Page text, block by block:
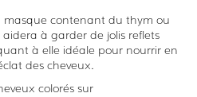
masque contenant du thym ou
aidera à garder de jolis reflets
à elle idéale pour nourrir en
des cheveux.
colorés sur